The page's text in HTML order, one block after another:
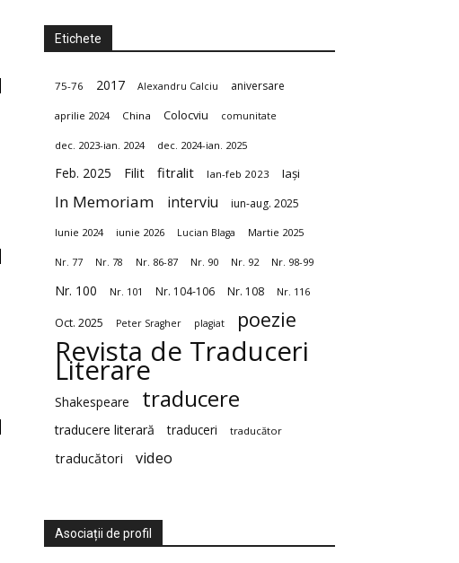
Etichete
75-76 2017 Alexandru Calciu aniversare
aprilie 2024 China Colocviu comunitate
dec. 2023-ian. 2024 dec. 2024-ian. 2025
Feb. 2025 Filit fitralit Ian-feb 2023 Iași
In Memoriam interviu iun-aug. 2025
Iunie 2024 iunie 2026 Lucian Blaga Martie 2025
Nr. 77 Nr. 78 Nr. 86-87 Nr. 90 Nr. 92 Nr. 98-99
Nr. 100 Nr. 101 Nr. 104-106 Nr. 108 Nr. 116
Oct. 2025 Peter Sragher plagiat poezie
Revista de Traduceri
Literare
Shakespeare traducere
traducere literară traduceri traducător
traducători video
Asociații de profil